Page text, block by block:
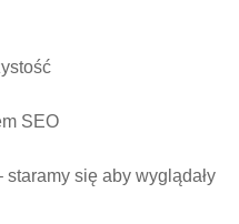
SEO
staramy się aby wyglądały